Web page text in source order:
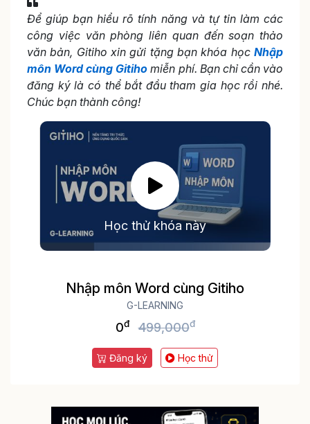
Để giúp bạn hiểu rõ tính năng và tự tin làm các
công việc văn phòng liên quan đến soạn thảo
văn bản, Gitiho xin gửi tặng bạn khóa học Nhập
môn Word cùng Gitiho miễn phí. Bạn chỉ cần vào
đăng ký là có thể bắt đầu tham gia học rồi nhé.
Chúc bạn thành công!
Học thử khóa này
Nhập môn Word cùng Gitiho
G-LEARNING
0đ 499,000đ
Đăng ký Học thử